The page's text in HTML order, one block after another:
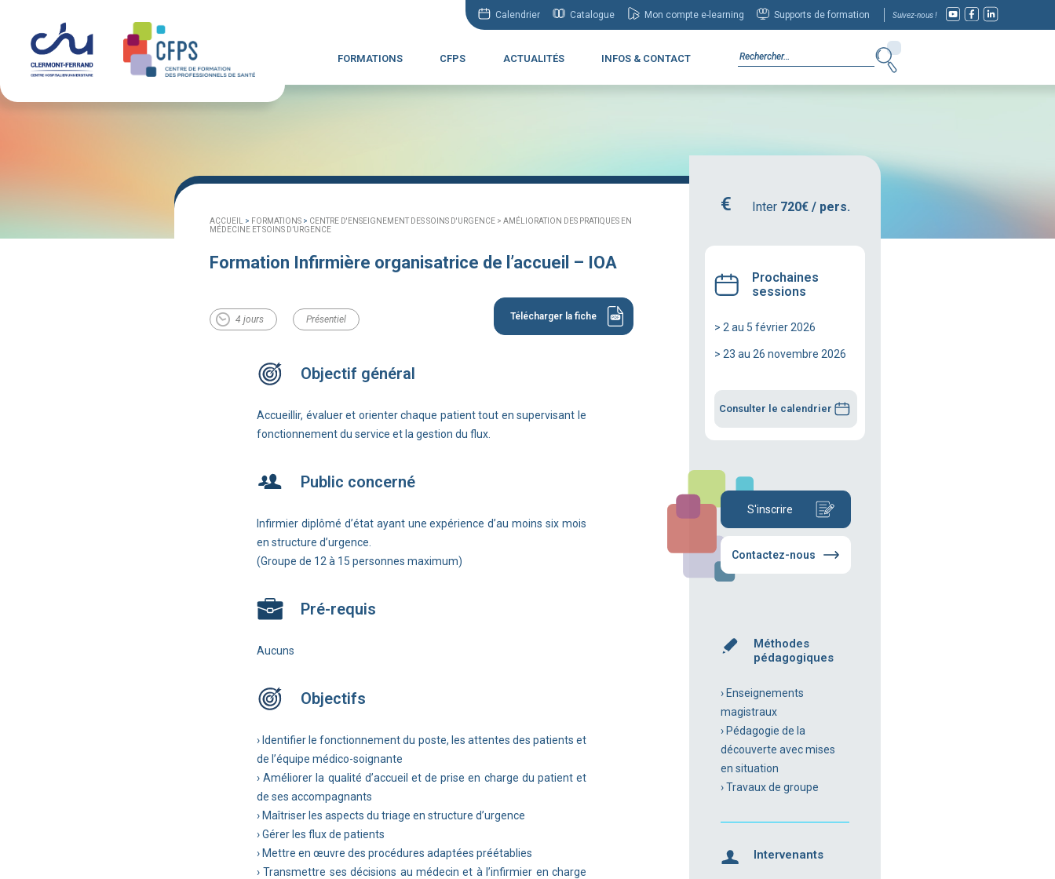
Calendrier Catalogue Mon compte e-learning Supports de formation Suivez-nous !
FORMATIONS CFPS ACTUALITÉS INFOS & CONTACT
ACCUEIL > FORMATIONS > CENTRE D'ENSEIGNEMENT DES SOINS D'URGENCE > AMÉLIORATION DES PRATIQUES EN
MÉDECINE ET SOINS D’URGENCE
Formation Infirmière organisatrice de l’accueil – IOA
4 jours Présentiel Télécharger la fiche
Objectif général
Accueillir, évaluer et orienter chaque patient tout en supervisant le
fonctionnement du service et la gestion du flux.
Public concerné
Infirmier diplômé d’état ayant une expérience d’au moins six mois
en structure d’urgence.
(Groupe de 12 à 15 personnes maximum)
Pré-requis
Aucuns
Objectifs
› Identifier le fonctionnement du poste, les attentes des patients et
de l’équipe médico-soignante
› Améliorer la qualité d’accueil et de prise en charge du patient et
de ses accompagnants
› Maîtriser les aspects du triage en structure d’urgence
› Gérer les flux de patients
› Mettre en œuvre des procédures adaptées préétablies
› Transmettre ses décisions au médecin et à l’infirmier en charge
Inter 720€ / pers.
Prochaines
sessions
> 2 au 5 février 2026
> 23 au 26 novembre 2026
Consulter le calendrier
S'inscrire
Contactez-nous
Méthodes
pédagogiques
› Enseignements
magistraux
› Pédagogie de la
découverte avec mises
en situation
› Travaux de groupe
Intervenants